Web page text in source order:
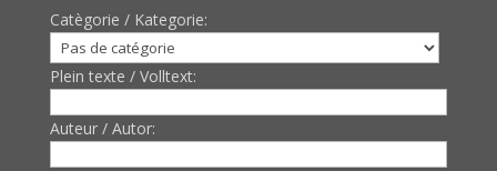
Catègorie / Kategorie:
Plein texte / Volltext:
Auteur / Autor: